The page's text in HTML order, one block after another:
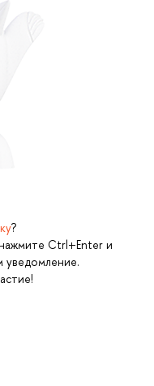
?
Ctrl+Enter и
уведомление.